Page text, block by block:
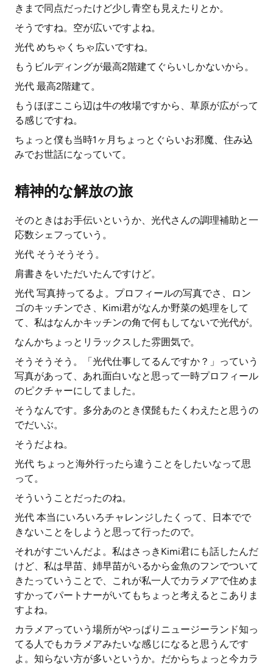
きまで同点だったけど少し青空も見えたりとか。
そうですね。空が広いですよね。
光代 めちゃくちゃ広いですね。
もうビルディングが最高2階建てぐらいしかないから。
光代 最高2階建て。
もうほぼここら辺は牛の牧場ですから、草原が広がって
る感じですね。
ちょっと僕も当時1ヶ月ちょっとぐらいお邪魔、住み込
みでお世話になっていて。
精神的な解放の旅
そのときはお手伝いというか、光代さんの調理補助と一
応数シェフっていう。
光代 そうそうそう。
肩書きをいただいたんですけど。
光代 写真持ってるよ。プロフィールの写真でさ、ロン
ゴのキッチンでさ、Kimi君がなんか野菜の処理をして
て、私はなんかキッチンの角で何もしてないで光代が。
なんかちょっとリラックスした雰囲気で。
そうそうそう。「光代仕事してるんですか？」っていう
写真があって、あれ面白いなと思って一時プロフィール
のピクチャーにしてました。
そうなんです。多分あのとき僕髭もたくわえたと思うの
でだいぶ。
そうだよね。
光代 ちょっと海外行ったら違うことをしたいなって思
って。
そういうことだったのね。
光代 本当にいろいろチャレンジしたくって、日本でで
きないことをしようと思って行ったので。
それがすごいんだよ。私はさっきKimi君にも話したんだ
けど、私は早苗、姉早苗がいるから金魚のフンでついて
きたっていうことで、これが私一人でカラメアで住めま
すかってパートナーがいてもちょっと考えるとこありま
すよね。
カラメアっていう場所がやっぱりニュージーランド知っ
てる人でもカラメアみたいな感じになると思うんです
よ。知らない方が多いというか。だからちょっと今カラ